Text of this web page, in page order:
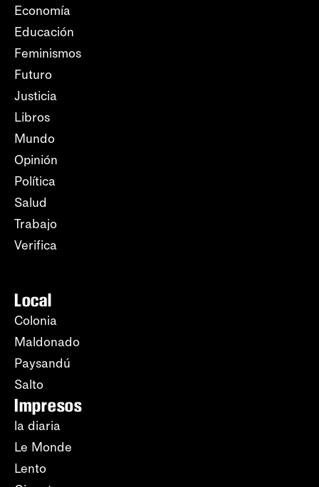
Economía
Educación
Feminismos
Futuro
Justicia
Libros
Mundo
Opinión
Política
Salud
Trabajo
Verifica
Local
Colonia
Maldonado
Paysandú
Salto
Impresos
la diaria
Le Monde
Lento